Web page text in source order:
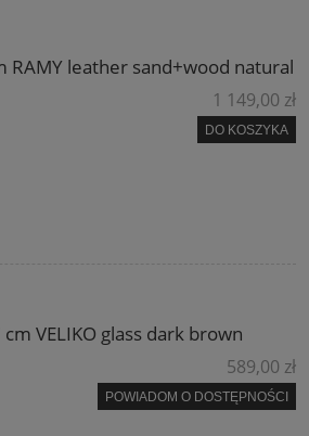
RAMY leather sand+wood natural
1 149,00 zł
DO KOSZYKA
VELIKO glass dark brown
589,00 zł
POWIADOM O DOSTĘPNOŚCI